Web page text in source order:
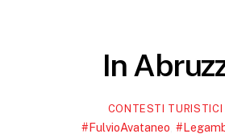
In
CONTESTI TURISTICI
#FulvioAvataneo ,